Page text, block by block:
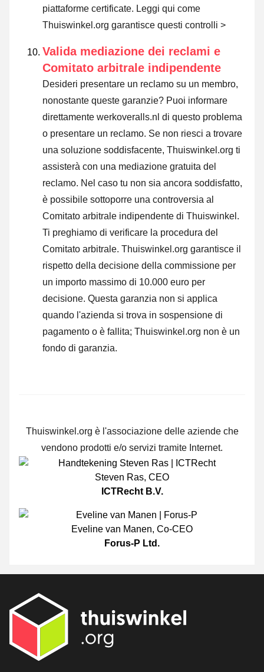
piattaforme certificate. Leggi qui come
Thuiswinkel.org garantisce questi controlli >
Valida mediazione dei reclami e
Comitato arbitrale indipendente
Desideri presentare un reclamo su un membro,
nonostante queste garanzie? Puoi informare
direttamente werkoveralls.nl di questo problema
o presentare un reclamo. Se non riesci a trovare
una soluzione soddisfacente, Thuiswinkel.org ti
assisterà con una mediazione gratuita del
reclamo. Nel caso tu non sia ancora soddisfatto,
è possibile sottoporre una controversia al
Comitato arbitrale indipendente di Thuiswinkel.
Ti preghiamo di verificare la procedura del
Comitato arbitrale. Thuiswinkel.org garantisce il
rispetto della decisione della commissione per
un importo massimo di 10.000 euro per
decisione. Questa garanzia non si applica
quando l'azienda si trova in sospensione di
pagamento o è fallita; Thuiswinkel.org non è un
fondo di garanzia.
Thuiswinkel.org è l'associazione delle aziende che
vendono prodotti e/o servizi tramite Internet.
Steven Ras, CEO
ICTRecht B.V.
Eveline van Manen, Co-CEO
Forus-P Ltd.